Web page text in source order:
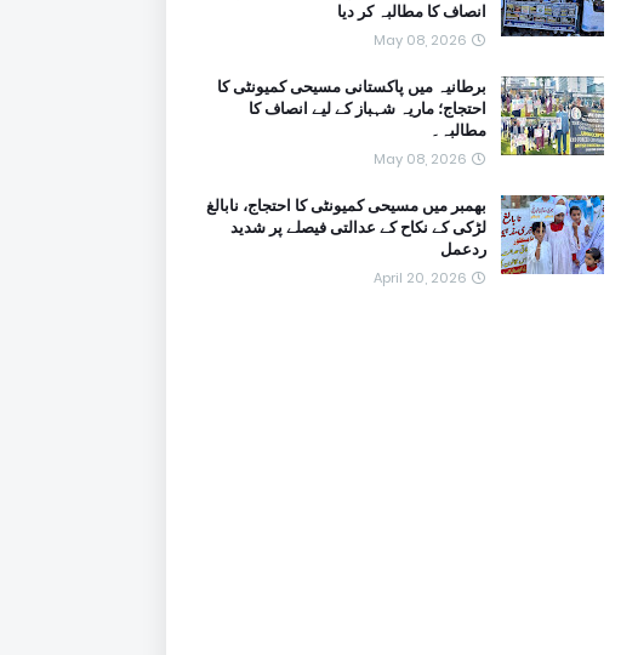
انصاف کا مطالبہ کر دیا
May 08, 2026
برطانیہ میں پاکستانی مسیحی کمیونٹی کا
احتجاج؛ ماریہ شہباز کے لیے انصاف کا
مطالبہ۔
May 08, 2026
بھمبر میں مسیحی کمیونٹی کا احتجاج، نابالغ
لڑکی کے نکاح کے عدالتی فیصلے پر شدید
ردعمل
April 20, 2026